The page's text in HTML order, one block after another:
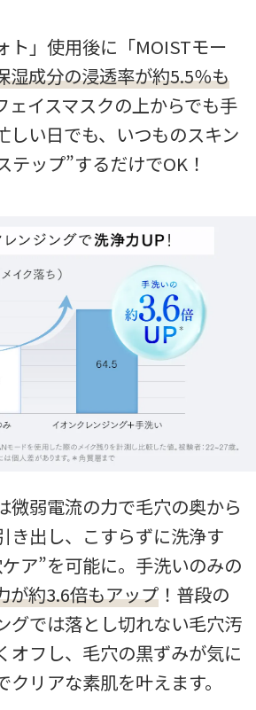
ト」使用後に「MOISTモー
湿成分の浸透率が約5.5％も
ェイスマスクの上からでも手
しい日でも、いつものスキン
テップ”するだけでOK！
微弱電流の力で毛穴の奥から
き出し、こすらずに洗浄す
ア”を可能に。手洗いのみの
が約3.6倍もアップ！普段の
グでは落とし切れない毛穴汚
オフし、毛穴の黒ずみが気に
リアな素肌を叶えます。